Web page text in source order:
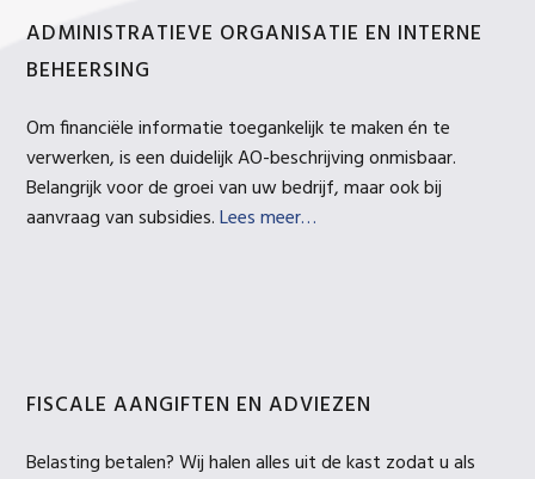
ADMINISTRATIEVE ORGANISATIE EN INTERNE
BEHEERSING
Om financiële informatie toegankelijk te maken én te
verwerken, is een duidelijk AO-beschrijving onmisbaar.
Belangrijk voor de groei van uw bedrijf, maar ook bij
aanvraag van subsidies.Lees meer…
FISCALE AANGIFTEN EN ADVIEZEN
Belasting betalen? Wij halen alles uit de kast zodat u als